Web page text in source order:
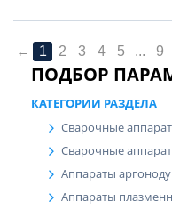
← 1 2 3 4 5 ... 9
ПОДБОР
КАТЕГОРИИ РАЗДЕЛА
Сварочные
Сварочные
Аппараты
Аппараты